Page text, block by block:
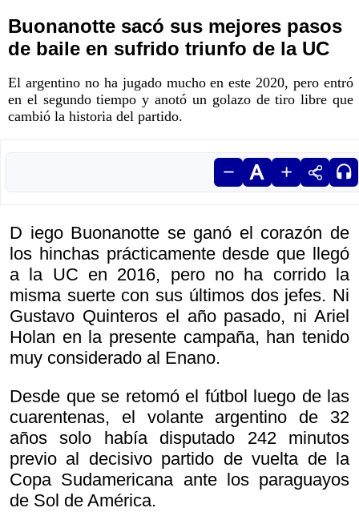
Buonanotte sacó sus mejores pasos
de baile en sufrido triunfo de la UC
El argentino no ha jugado mucho en este 2020, pero entró
en el segundo tiempo y anotó un golazo de tiro libre que
cambió la historia del partido.
D iego Buonanotte se ganó el corazón de
los hinchas prácticamente desde que llegó
a la UC en 2016, pero no ha corrido la
misma suerte con sus últimos dos jefes. Ni
Gustavo Quinteros el año pasado, ni Ariel
Holan en la presente campaña, han tenido
muy considerado al Enano.
Desde que se retomó el fútbol luego de las
cuarentenas, el volante argentino de 32
años solo había disputado 242 minutos
previo al decisivo partido de vuelta de la
Copa Sudamericana ante los paraguayos
de Sol de América.